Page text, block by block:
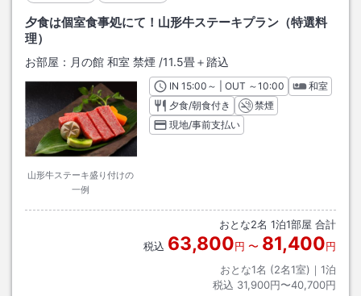
夕食は個室食事処にて！山形牛ステーキプラン（特選料
理）
お部屋： 月の館 和室 禁煙 /11.5畳＋踏込
山形牛ステーキ盛り付けの
一例
INチェックイン
15:00 ～ | OUT チェックアウト
～10:00
和室
夕食/朝食付き
禁煙
現地/事前支払い
おとな2名 1泊1部屋 合計
税込 63,800円 〜 81,400円
おとな1名 (2名1室)｜ 1泊
税込 31,900円〜40,700円